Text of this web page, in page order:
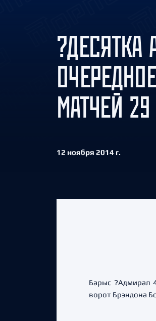
ЦСКА
МАТЧЕЙ
12 ноября 2014 г.
Барыс ?Адмирал
ворот Брэндона